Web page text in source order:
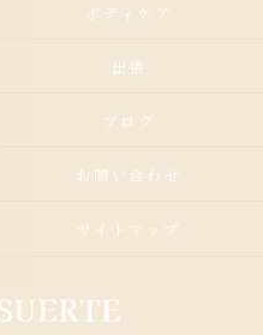
ボディケア
出張
ブログ
お問い合わせ
サイトマップ